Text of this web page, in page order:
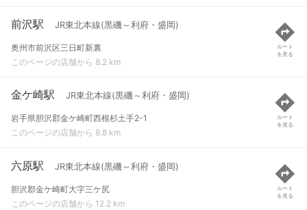
前沢駅 JR東北本線(黒磯～利府・盛岡)
奥州市前沢区三日町新裏
このページの店舗から 8.2 km
ルート
を見る
金ケ崎駅 JR東北本線(黒磯～利府・盛岡)
岩手県胆沢郡金ケ崎町西根杉土手2-1
このページの店舗から 8.8 km
ルート
を見る
六原駅 JR東北本線(黒磯～利府・盛岡)
胆沢郡金ケ崎町大字三ケ尻
このページの店舗から 12.2 km
ルート
を見る